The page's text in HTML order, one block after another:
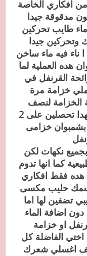
افكاري الخاصة
مدقوقة جيدا
طايب تحركين
وتحركين جيدا
ناء فيه ماء ساخن
هده العملية لما
القرنفل في
خزامة مرة
الخزامة لنصف
القنينة و القرنفل لنصف القنينة وبهدا تحصلين على 2
خزامى
نكهات لكن
كما انها تدوم
هده فقط افكاري
حليب مكسى
تضفين لها اما
اضافة الماء
او خزامة
اختي الفاضلة كل
اغسلي شعرك